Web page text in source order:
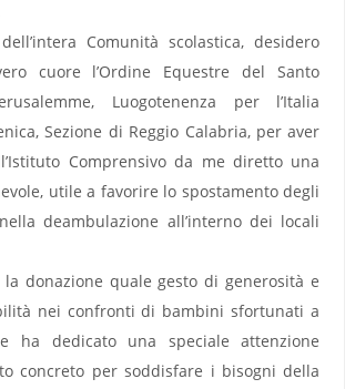
Comunità scolastica, desidero
cuore l’Ordine Equestre del Santo
Luogotenenza per l’Italia
Sezione di Reggio Calabria, per aver
Comprensivo da me diretto una
utile a favorire lo spostamento degli
deambulazione all’interno dei locali
la donazione quale gesto di generosità e
nei confronti di bambini sfortunati a
ha dedicato una speciale attenzione
concreto per soddisfare i bisogni della